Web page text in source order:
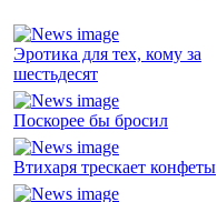
Эротика для тех, кому за
шестьдесят
Поскорее бы бросил
Втихаря трескает конфеты